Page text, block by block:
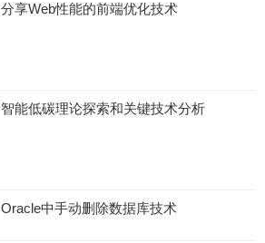
分享Web性能的前端优化技术
智能低碳理论探索和关键技术分析
Oracle中手动删除数据库技术